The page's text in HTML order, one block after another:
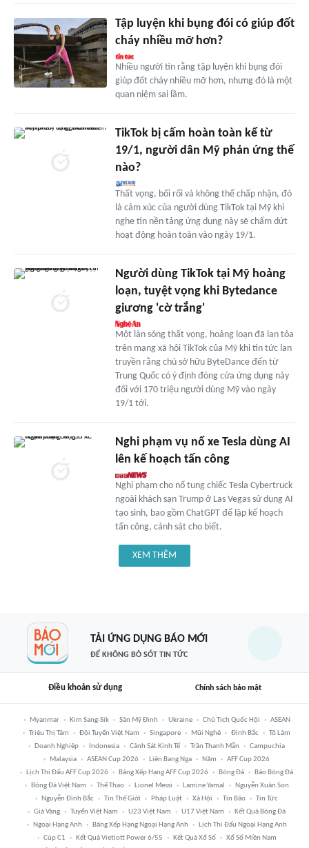
Tập luyện khi bụng đói có giúp đốt
cháy nhiều mỡ hơn?
Nhiều người tin rằng tập luyện khi bụng đói
giúp đốt cháy nhiều mỡ hơn, nhưng đó là một
quan niệm sai lầm.
TikTok bị cấm hoàn toàn kể từ
19/1, người dân Mỹ phản ứng thế
nào?
Thất vọng, bối rối và không thể chấp nhận, đó
là cảm xúc của người dùng TikTok tại Mỹ khi
nghe tin nền tảng ứng dụng này sẽ chấm dứt
hoạt động hoàn toàn vào ngày 19/1.
Người dùng TikTok tại Mỹ hoảng
loạn, tuyệt vọng khi Bytedance
giương 'cờ trắng'
Một làn sóng thất vọng, hoảng loạn đã lan tỏa
trên mạng xã hội TikTok của Mỹ khi tin tức lan
truyền rằng chủ sở hữu ByteDance đến từ
Trung Quốc có ý định đóng cửa ứng dụng này
đối với 170 triệu người dùng Mỹ vào ngày
19/1 tới.
Nghi phạm vụ nổ xe Tesla dùng AI
lên kế hoạch tấn công
Nghi phạm cho nổ tung chiếc Tesla Cybertruck
ngoài khách sạn Trump ở Las Vegas sử dụng AI
tạo sinh, bao gồm ChatGPT để lập kế hoạch
tấn công, cảnh sát cho biết.
XEM THÊM
TẢI ỨNG DỤNG BÁO MỚI
ĐỂ KHÔNG BỎ SÓT TIN TỨC
Điều khoản sử dụng Chính sách bảo mật
Myanmar Kim Sang-Sik Sân Mỹ Đình Ukraine Chủ Tịch Quốc Hội
ASEAN
Triệu Thị Tâm
Đội Tuyển Việt Nam Singapore Mũi Nghê Đình Bắc
Tô Lâm
Doanh Nghiệp
Indonesia Cảnh Sát Kinh Tế Trần Thanh Mẫn
Campuchia
Malaysia
ASEAN Cup 2026 Liên Bang Nga Năm
AFF Cup 2026
Lịch Thi Đấu AFF Cup 2026
Bảng Xếp Hạng AFF Cup 2026 Bóng Đá
Báo Bóng Đá
Bóng Đá Việt Nam
Thể Thao Lionel Messi Lamine Yamal
Nguyễn Xuân Son
Nguyễn Đình Bắc
Tin Thế Giới Pháp Luật Xã Hội Tin Bão
Tin Tức
Giá Vàng
Tuyển Việt Nam U23 Việt Nam U17 Việt Nam
Kết Quả Bóng Đá
Ngoại Hạng Anh
Bảng Xếp Hạng Ngoại Hạng Anh
Lịch Thi Đấu Ngoại Hạng Anh
Cúp C1
Kết Quả Vietlott Power 6/55 Kết Quả Xổ Số
Xổ Số Miền Nam